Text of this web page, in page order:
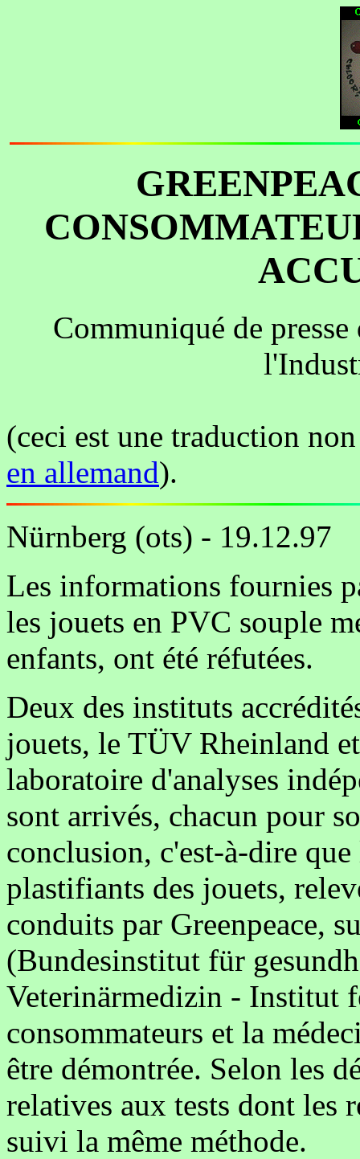
Communiqué de
(ceci est une traduction
en allemand).
Nürnberg (ots) - 19.12.97
Les informations fournies
les jouets en PVC souple
enfants, ont été réfutées.
Deux des instituts
jouets, le TÜV Rheinland
laboratoire d'analyses
sont arrivés, chacun pour
conclusion, c'est-à-dire
plastifiants des jouets,
conduits par Greenpeace,
(Bundesinstitut für
Veterinärmedizin - Institut
consommateurs et la
être démontrée. Selon les
relatives aux tests dont les
suivi la même méthode.